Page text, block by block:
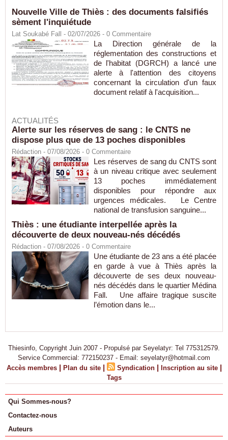
Nouvelle Ville de Thiès : des documents falsifiés
sèment l'inquiétude
Lat Soukabé Fall - 02/07/2026 - 0 Commentaire
La Direction générale de la
réglementation des constructions et
de l'habitat (DGRCH) a lancé une
alerte à l'attention des citoyens
concernant la circulation d'un faux
document relatif à l'acquisition...
ACTUALITÉS
Alerte sur les réserves de sang : le CNTS ne
dispose plus que de 13 poches disponibles
Rédaction - 07/08/2026 - 0 Commentaire
Les réserves de sang du CNTS sont
à un niveau critique avec seulement
13 poches immédiatement
disponibles pour répondre aux
urgences médicales. Le Centre
national de transfusion sanguine...
Thiès : une étudiante interpellée après la
découverte de deux nouveau-nés décédés
Rédaction - 07/08/2026 - 0 Commentaire
Une étudiante de 23 ans a été placée
en garde à vue à Thiès après la
découverte de ses deux nouveau-
nés décédés dans le quartier Médina
Fall. Une affaire tragique suscite
l’émotion dans le...
Thiesinfo, Copyright Juin 2007 - Propulsé par Seyelatyr: Tel 775312579.
Service Commercial: 772150237 - Email: seyelatyr@hotmail.com
Accès membres | Plan du site | Syndication | Inscription au site |
Tags
Qui Sommes-nous?
Contactez-nous
Auteurs